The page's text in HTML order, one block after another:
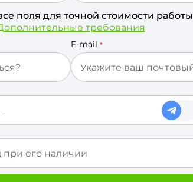
поля для точной стоимости работы
требования
E-mail *